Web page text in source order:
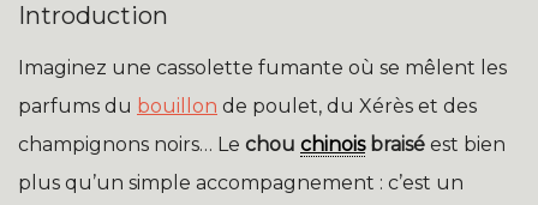
Introduction
Imaginez une cassolette fumante où se mêlent les
parfums du bouillon de poulet, du Xérès et des
champignons noirs… Le chou chinoisbraisé est bien
plus qu’un simple accompagnement : c’est un